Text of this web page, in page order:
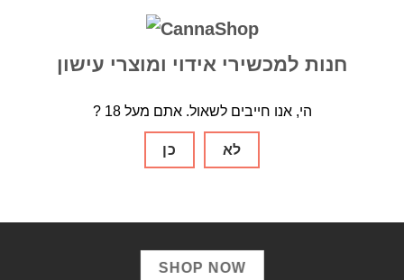
חנות למכשירי אידוי ומוצרי עישון
? הי, אנו חייבים לשאול. אתם מעל 18
כן לא
WELCOME TO
OUR
ipsum dolor sit amet, consectetuer
diam nonummy nibh euismod tincidunt ut
SHOP NOW